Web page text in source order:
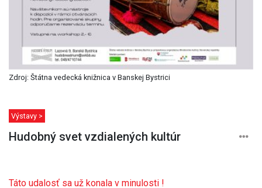
Zdroj: Štátna vedecká knižnica v Banskej Bystrici
Výstavy >
Hudobný svet vzdialených kultúr
Táto udalosť sa už konala v minulosti !